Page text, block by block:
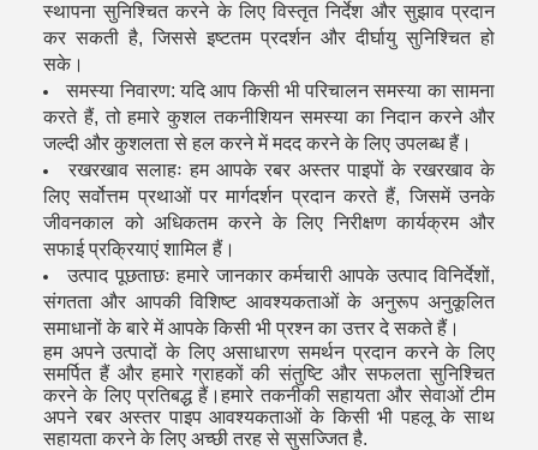
स्थापना सुनिश्चित करने के लिए विस्तृत निर्देश और सुझाव प्रदान
कर सकती है, जिससे इष्टतम प्रदर्शन और दीर्घायु सुनिश्चित हो
सके।
समस्या निवारण: यदि आप किसी भी परिचालन समस्या का सामना
करते हैं, तो हमारे कुशल तकनीशियन समस्या का निदान करने और
जल्दी और कुशलता से हल करने में मदद करने के लिए उपलब्ध हैं।
रखरखाव सलाहः हम आपके रबर अस्तर पाइपों के रखरखाव के
लिए सर्वोत्तम प्रथाओं पर मार्गदर्शन प्रदान करते हैं, जिसमें उनके
जीवनकाल को अधिकतम करने के लिए निरीक्षण कार्यक्रम और
सफाई प्रक्रियाएं शामिल हैं।
उत्पाद पूछताछः हमारे जानकार कर्मचारी आपके उत्पाद विनिर्देशों,
संगतता और आपकी विशिष्ट आवश्यकताओं के अनुरूप अनुकूलित
समाधानों के बारे में आपके किसी भी प्रश्न का उत्तर दे सकते हैं।
हम अपने उत्पादों के लिए असाधारण समर्थन प्रदान करने के लिए
समर्पित हैं और हमारे ग्राहकों की संतुष्टि और सफलता सुनिश्चित
करने के लिए प्रतिबद्ध हैं।हमारे तकनीकी सहायता और सेवाओं टीम
अपने रबर अस्तर पाइप आवश्यकताओं के किसी भी पहलू के साथ
सहायता करने के लिए अच्छी तरह से सुसज्जित है.